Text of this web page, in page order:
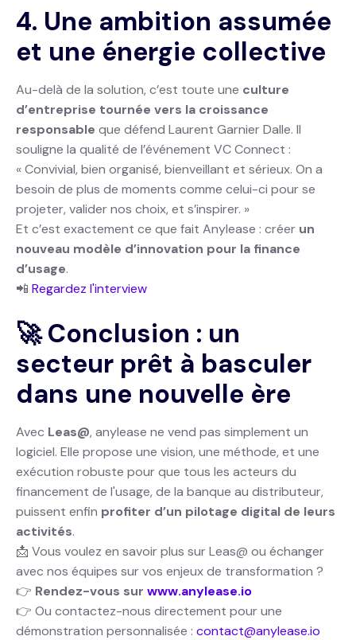
4. Une ambition assumée
et une énergie collective
Au-delà de la solution, c’est toute une culture
d’entreprise tournée vers la croissance
responsable que défend Laurent Garnier Dalle. Il
souligne la qualité de l’événement VC Connect :
« Convivial, bien organisé, bienveillant et sérieux. On a
besoin de plus de moments comme celui-ci pour se
projeter, valider nos choix, et s’inspirer. »
Et c’est exactement ce que fait Anylease : créer un
nouveau modèle d’innovation pour la finance
d’usage.
📲 Regardez l'interview
🚀 Conclusion : un
secteur prêt à basculer
dans une nouvelle ère
Avec Leas@, anylease ne vend pas simplement un
logiciel. Elle propose une vision, une méthode, et une
exécution robuste pour que tous les acteurs du
financement de l'usage, de la banque au distributeur,
puissent enfin profiter d’un pilotage digital de leurs
activités.
📩 Vous voulez en savoir plus sur Leas@ ou échanger
avec nos équipes sur vos enjeux de transformation ?
👉 Rendez-vous sur www.anylease.io
👉 Ou contactez-nous directement pour une
démonstration personnalisée : contact@anylease.io